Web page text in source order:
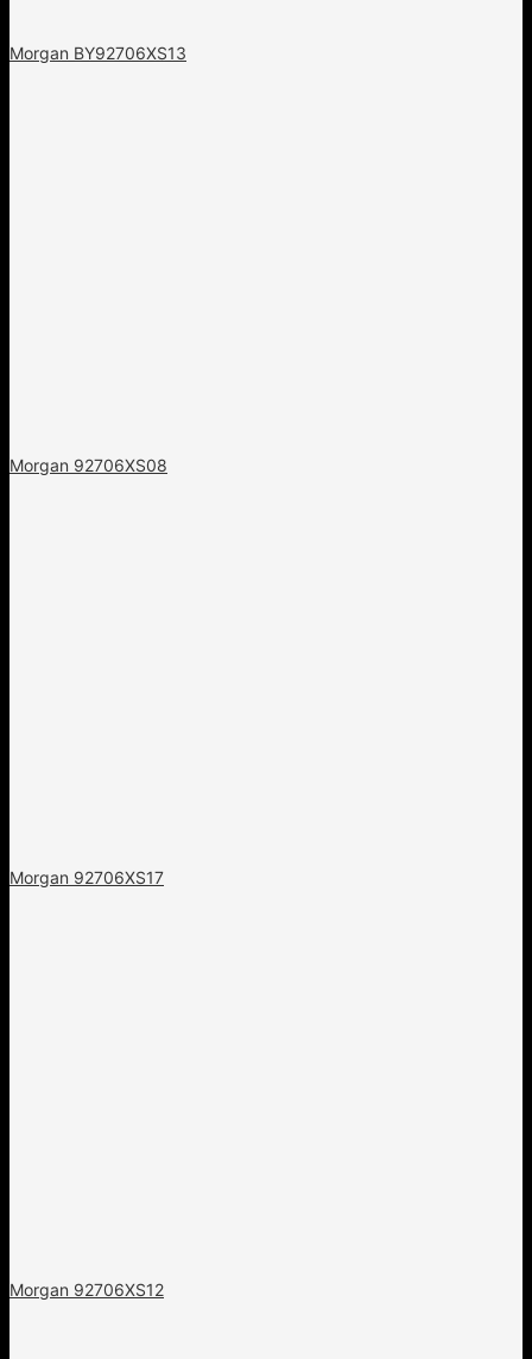
Morgan BY92706XS13
Morgan 92706XS08
Morgan 92706XS17
Morgan 92706XS12